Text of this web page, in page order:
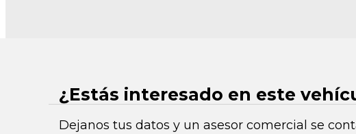
¿Estás interesado en este
Dejanos tus datos y un asesor comercial se